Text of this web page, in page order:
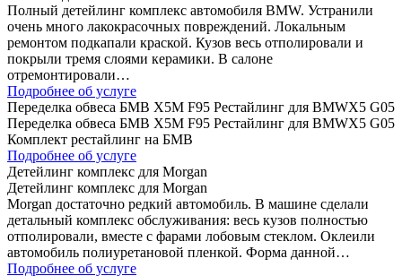
Полный детейлинг комплекс автомобиля BMW. Устранили
очень много лакокрасочных повреждений. Локальным
ремонтом подкапали краской. Кузов весь отполировали и
покрыли тремя слоями керамики. В салоне
отремонтировали…
Подробнее об услуге
Переделка обвеса БМВ Х5М F95 Рестайлинг для BMWX5 G05
Переделка обвеса БМВ Х5М F95 Рестайлинг для BMWX5 G05
Комплект рестайлинг на БМВ
Подробнее об услуге
Детейлинг комплекс для Morgan
Детейлинг комплекс для Morgan
Morgan достаточно редкий автомобиль. В машине сделали
детальный комплекс обслуживания: весь кузов полностью
отполировали, вместе с фарами лобовым стеклом. Оклеили
автомобиль полиуретановой пленкой. Форма данной…
Подробнее об услуге